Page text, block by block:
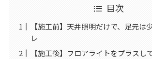
目次
【施工前】天井照明だけで、足元は
レ
【施工後】フロアライトをプラスし